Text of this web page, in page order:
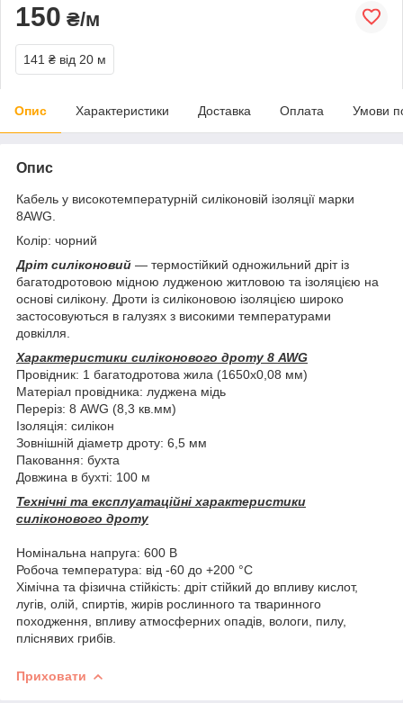
150 ₴/м
141 ₴ від 20 м
Опис Характеристики Доставка Оплата Умови
Опис
Кабель у високотемпературній силіконовій ізоляції марки
8AWG.
Колір: чорний
Дріт силіконовий — термостійкий одножильний дріт із
багатодротовою мідною лудженою житловою та ізоляцією на
основі силікону. Дроти із силіконовою ізоляцією широко
застосовуються в галузях з високими температурами
довкілля.
Характеристики силіконового дроту 8 AWG
Провідник: 1 багатодротова жила (1650х0,08 мм)
Матеріал провідника: луджена мідь
Переріз: 8 AWG (8,3 кв.мм)
Ізоляція: силікон
Зовнішній діаметр дроту: 6,5 мм
Паковання: бухта
Довжина в бухті: 100 м
Технічні та експлуатаційні характеристики
силіконового дроту
Номінальна напруга: 600 В
Робоча температура: від -60 до +200 °C
Хімічна та фізична стійкість: дріт стійкий до впливу кислот,
лугів, олій, спиртів, жирів рослинного та тваринного
походження, впливу атмосферних опадів, вологи, пилу,
пліснявих грибів.
Приховати